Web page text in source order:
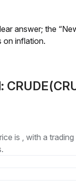
answer; the
on inflation.
is , with a